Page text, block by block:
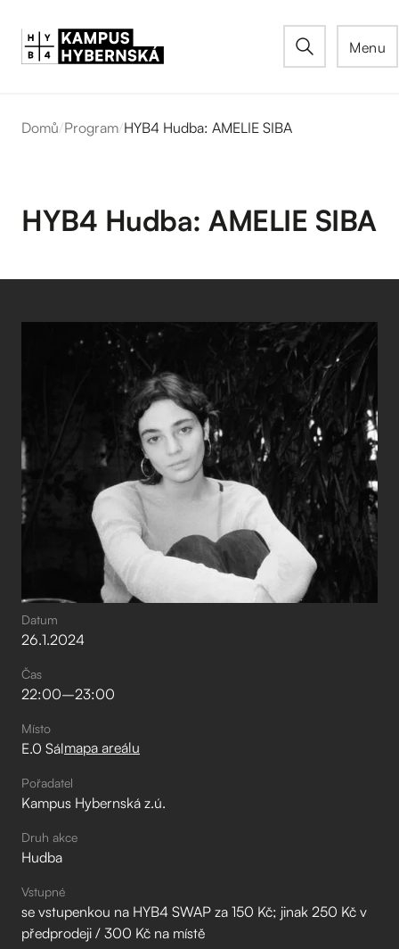
Menu
Domů/Program/HYB4 Hudba: AMELIE SIBA
HYB4 Hudba: AMELIE SIBA
Datum
26.1.2024
Čas
22:00–⁠23:00
Místo
E.0 Sálmapa areálu
Pořadatel
Kampus Hybernská z.ú.
Druh akce
Hudba
Vstupné
se vstupenkou na HYB4 SWAP za 150 Kč; jinak 250 Kč v
předprodeji / 300 Kč na místě